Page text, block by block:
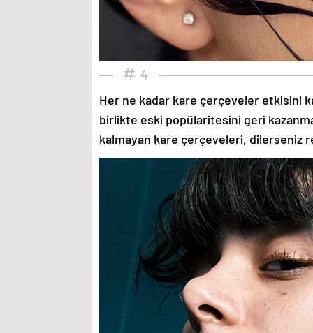
4
Her ne kadar kare çerçeveler etkisini
birlikte eski popülaritesini geri
kalmayan kare çerçeveleri, dilerseniz